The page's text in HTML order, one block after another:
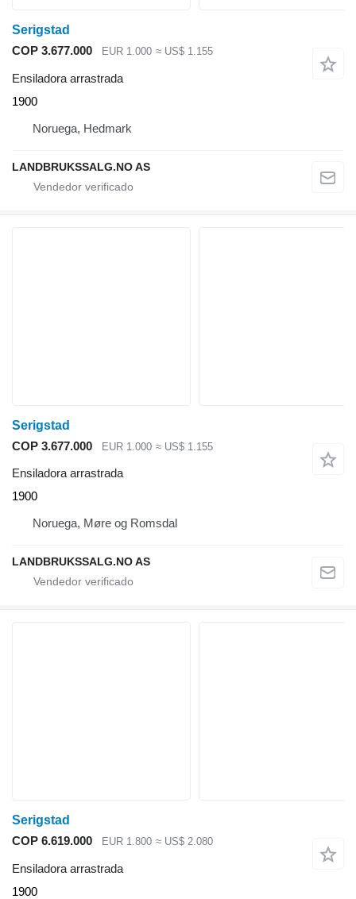
Serigstad
COP 3.677.000
EUR 1.000 ≈ US$ 1.155
Ensiladora arrastrada
1900
Noruega, Hedmark
LANDBRUKSSALG.NO AS
Serigstad
COP 3.677.000
EUR 1.000 ≈ US$ 1.155
Ensiladora arrastrada
1900
Noruega, Møre og Romsdal
LANDBRUKSSALG.NO AS
Serigstad
COP 6.619.000
EUR 1.800 ≈ US$ 2.080
Ensiladora arrastrada
1900